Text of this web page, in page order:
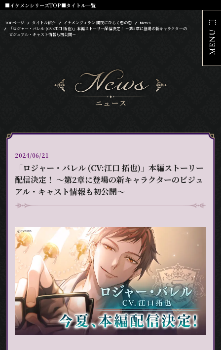
■イケメンシリーズTOP■タイトル一覧
TOPページ タイトル紹介 イケメンヴィラン 闇夜にひらく悪の恋
News
「ロジャー・バレル (CV:江口 拓也)」本編ストーリー配信決定！ ～第2章に登場の新キャラクターの
ビジュアル・キャスト情報も初公開～
2024/06/21
「ロジャー・バレル (CV:江口 拓也)」本編ストーリー
配信決定！ ～第2章に登場の新キャラクターのビジュ
アル・キャスト情報も初公開～